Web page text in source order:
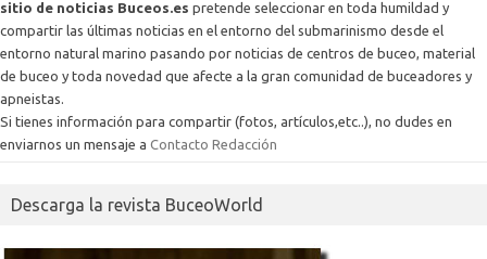
sitio de noticias Buceos.es pretende seleccionar en toda humildad y
compartir las últimas noticias en el entorno del submarinismo desde el
entorno natural marino pasando por noticias de centros de buceo, material
de buceo y toda novedad que afecte a la gran comunidad de buceadores y
apneistas.
Si tienes información para compartir (fotos, artículos,etc..), no dudes en
enviarnos un mensaje a Contacto Redacción
Descarga la revista BuceoWorld